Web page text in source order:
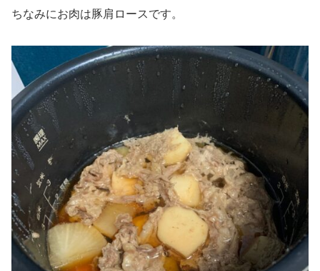
ちなみにお肉は豚肩ロースです。